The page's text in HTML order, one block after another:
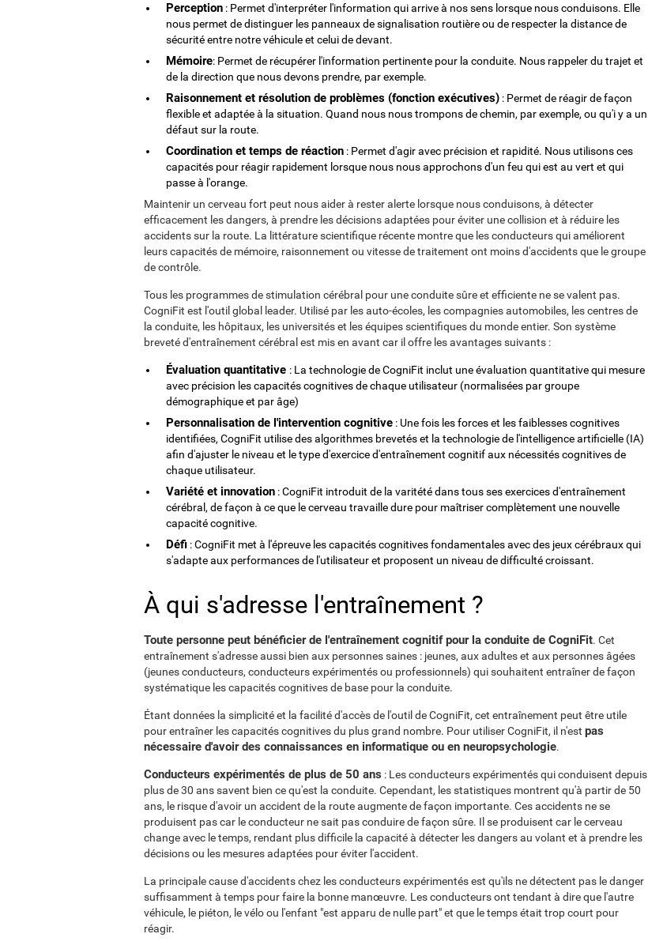
Perception : Permet d'interpréter l'information qui arrive à nos sens lorsque nous conduisons. Elle
nous permet de distinguer les panneaux de signalisation routière ou de respecter la distance de
sécurité entre notre véhicule et celui de devant.
Mémoire: Permet de récupérer l'information pertinente pour la conduite. Nous rappeler du trajet et
de la direction que nous devons prendre, par exemple.
Raisonnement et résolution de problèmes (fonction exécutives) : Permet de réagir de façon
flexible et adaptée à la situation. Quand nous nous trompons de chemin, par exemple, ou qu'i y a un
défaut sur la route.
Coordination et temps de réaction : Permet d'agir avec précision et rapidité. Nous utilisons ces
capacités pour réagir rapidement lorsque nous nous approchons d'un feu qui est au vert et qui
passe à l'orange.
Maintenir un cerveau fort peut nous aider à rester alerte lorsque nous conduisons, à détecter
efficacement les dangers, à prendre les décisions adaptées pour éviter une collision et à réduire les
accidents sur la route. La littérature scientifique récente montre que les conducteurs qui améliorent
leurs capacités de mémoire, raisonnement ou vitesse de traitement ont moins d'accidents que le groupe
de contrôle.
Tous les programmes de stimulation cérébral pour une conduite sûre et efficiente ne se valent pas.
CogniFit est l'outil global leader. Utilisé par les auto-écoles, les compagnies automobiles, les centres de
la conduite, les hôpitaux, les universités et les équipes scientifiques du monde entier. Son système
breveté d'entraînement cérébral est mis en avant car il offre les avantages suivants :
Évaluation quantitative : La technologie de CogniFit inclut une évaluation quantitative qui mesure
avec précision les capacités cognitives de chaque utilisateur (normalisées par groupe
démographique et par âge)
Personnalisation de l'intervention cognitive : Une fois les forces et les faiblesses cognitives
identifiées, CogniFit utilise des algorithmes brevetés et la technologie de l'intelligence artificielle (IA)
afin d'ajuster le niveau et le type d'exercice d'entraînement cognitif aux nécessités cognitives de
chaque utilisateur.
Variété et innovation : CogniFit introduit de la varitété dans tous ses exercices d'entraînement
cérébral, de façon à ce que le cerveau travaille dure pour maîtriser complètement une nouvelle
capacité cognitive.
Défi : CogniFit met à l'épreuve les capacités cognitives fondamentales avec des jeux cérébraux qui
s'adapte aux performances de l'utilisateur et proposent un niveau de difficulté croissant.
À qui s'adresse l'entraînement ?
Toute personne peut bénéficier de l'entraînement cognitif pour la conduite de CogniFit. Cet
entraînement s'adresse aussi bien aux personnes saines : jeunes, aux adultes et aux personnes âgées
(jeunes conducteurs, conducteurs expérimentés ou professionnels) qui souhaitent entraîner de façon
systématique les capacités cognitives de base pour la conduite.
Étant données la simplicité et la facilité d'accès de l'outil de CogniFit, cet entraînement peut être utile
pour entraîner les capacités cognitives du plus grand nombre. Pour utiliser CogniFit, il n'est pas
nécessaire d'avoir des connaissances en informatique ou en neuropsychologie.
Conducteurs expérimentés de plus de 50 ans : Les conducteurs expérimentés qui conduisent depuis
plus de 30 ans savent bien ce qu'est la conduite. Cependant, les statistiques montrent qu'à partir de 50
ans, le risque d'avoir un accident de la route augmente de façon importante. Ces accidents ne se
produisent pas car le conducteur ne sait pas conduire de façon sûre. Il se produisent car le cerveau
change avec le temps, rendant plus difficile la capacité à détecter les dangers au volant et à prendre les
décisions ou les mesures adaptées pour éviter l'accident.
La principale cause d'accidents chez les conducteurs expérimentés est qu'ils ne détectent pas le danger
suffisamment à temps pour faire la bonne manœuvre. Les conducteurs ont tendant à dire que l'autre
véhicule, le piéton, le vélo ou l'enfant "est apparu de nulle part" et que le temps était trop court pour
réagir.